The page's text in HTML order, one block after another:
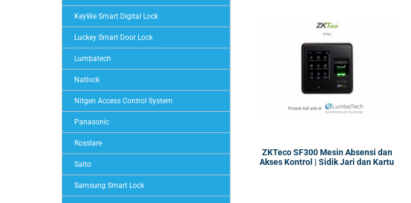
KeyWe Smart Digital Lock
Luckey Smart Door Lock
Lumbatech
Natlock
Nitgen Access Control System
Panasonic
Rosslare
Salto
Samsung Smart Lock
ZKTeco SF300 Mesin Absensi dan
Akses Kontrol | Sidik Jari dan Kartu